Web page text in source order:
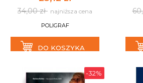
34,00 zł najniższa cena
POLIGRAF
DO KOSZYKA
-32%